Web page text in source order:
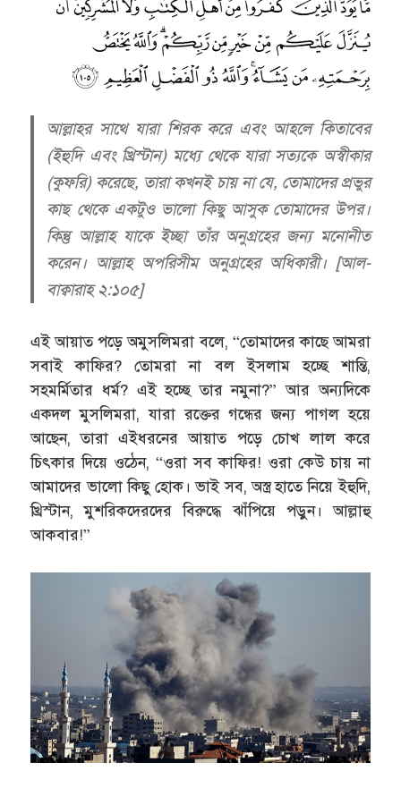
আল্লাহর সাথে যারা শিরক করে এবং আহলে কিতাবের
(ইহুদি এবং খ্রিস্টান) মধ্যে থেকে যারা সত্যকে অস্বীকার
(কুফরি) করেছে, তারা কখনই চায় না যে, তোমাদের প্রভুর
কাছ থেকে একটুও ভালো কিছু আসুক তোমাদের উপর।
কিন্তু আল্লাহ যাকে ইচ্ছা তাঁর অনুগ্রহের জন্য মনোনীত
করেন। আল্লাহ অপরিসীম অনুগ্রহের অধিকারী। [আল-
বাক্বারাহ ২:১০৫]
এই আয়াত পড়ে অমুসলিমরা বলে, “তোমাদের কাছে আমরা
সবাই কাফির? তোমরা না বল ইসলাম হচ্ছে শান্তি,
সহমর্মিতার ধর্ম? এই হচ্ছে তার নমুনা?” আর অন্যদিকে
একদল মুসলিমরা, যারা রক্তের গন্ধের জন্য পাগল হয়ে
আছেন, তারা এইধরনের আয়াত পড়ে চোখ লাল করে
চিৎকার দিয়ে ওঠেন, “ওরা সব কাফির! ওরা কেউ চায় না
আমাদের ভালো কিছু হোক। ভাই সব, অস্ত্র হাতে নিয়ে ইহুদি,
খ্রিস্টান, মুশরিকদেরদের বিরুদ্ধে ঝাঁপিয়ে পড়ুন। আল্লাহু
আকবার!”